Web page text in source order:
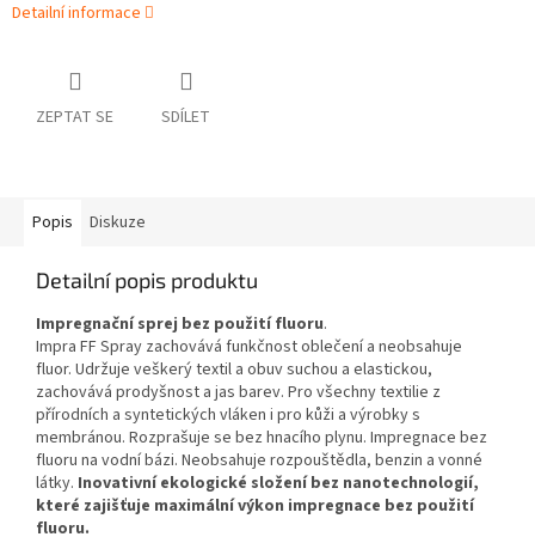
Detailní informace
ZEPTAT SE SDÍLET
Popis Diskuze
Detailní popis produktu
Impregnační sprej bez použití fluoru.
Impra FF Spray zachovává funkčnost oblečení a neobsahuje
fluor. Udržuje veškerý textil a obuv suchou a elastickou,
zachovává prodyšnost a jas barev. Pro všechny textilie z
přírodních a syntetických vláken i pro kůži a výrobky s
membránou. Rozprašuje se bez hnacího plynu. Impregnace bez
fluoru na vodní bázi. Neobsahuje rozpouštědla, benzin a vonné
látky. Inovativní ekologické složení bez nanotechnologií,
které zajišťuje maximální výkon impregnace bez použití
fluoru.